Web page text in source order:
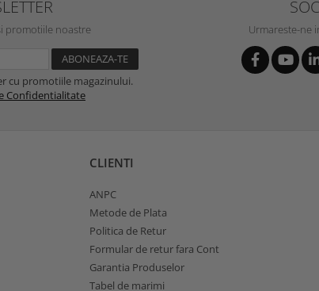
promotiile noastre
cu promotiile magazinului.
Confidentialitate
Urmareste-ne
CLIENTI
ANPC
Metode de Plata
Politica de Retur
Formular de retur fara Cont
Garantia Produselor
Tabel de marimi